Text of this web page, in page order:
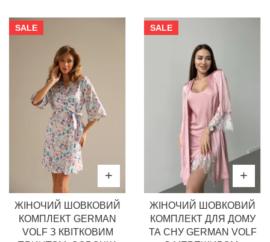
SALE
ЖІНОЧИЙ ШОВКОВИЙ
КОМПЛЕКТ GERMAN
VOLF З КВІТКОВИМ
SALE
ЖІНОЧИЙ ШОВКОВИЙ
КОМПЛЕКТ ДЛЯ ДОМУ
ТА СНУ GERMAN VOLF